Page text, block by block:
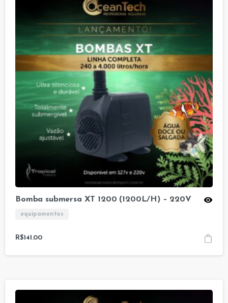
Bomba submersa XT 1200 (1200L/H) – 220V
equipamentos
R$141.00